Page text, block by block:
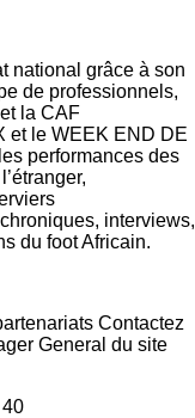
national grâce à son
de professionnels,
la CAF
et le WEEK END DE
performances des
interviews,
du foot Africain.
Contactez
General du site